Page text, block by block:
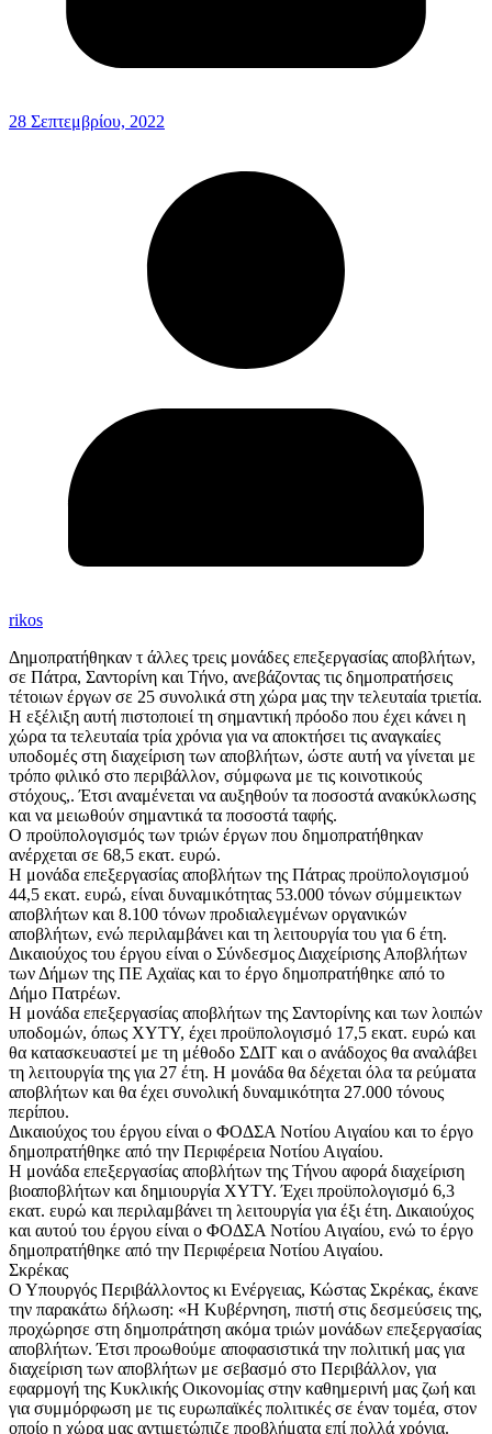
28 Σεπτεμβρίου, 2022
rikos
Δημοπρατήθηκαν τ άλλες τρεις μονάδες επεξεργασίας αποβλήτων,
σε Πάτρα, Σαντορίνη και Τήνο, ανεβάζοντας τις δημοπρατήσεις
τέτοιων έργων σε 25 συνολικά στη χώρα μας την τελευταία τριετία.
Η εξέλιξη αυτή πιστοποιεί τη σημαντική πρόοδο που έχει κάνει η
χώρα τα τελευταία τρία χρόνια για να αποκτήσει τις αναγκαίες
υποδομές στη διαχείριση των αποβλήτων, ώστε αυτή να γίνεται με
τρόπο φιλικό στο περιβάλλον, σύμφωνα με τις κοινοτικούς
στόχους,. Έτσι αναμένεται να αυξηθούν τα ποσοστά ανακύκλωσης
και να μειωθούν σημαντικά τα ποσοστά ταφής.
Ο προϋπολογισμός των τριών έργων που δημοπρατήθηκαν
ανέρχεται σε 68,5 εκατ. ευρώ.
Η μονάδα επεξεργασίας αποβλήτων της Πάτρας προϋπολογισμού
44,5 εκατ. ευρώ, είναι δυναμικότητας 53.000 τόνων σύμμεικτων
αποβλήτων και 8.100 τόνων προδιαλεγμένων οργανικών
αποβλήτων, ενώ περιλαμβάνει και τη λειτουργία του για 6 έτη.
Δικαιούχος του έργου είναι ο Σύνδεσμος Διαχείρισης Αποβλήτων
των Δήμων της ΠΕ Αχαϊας και το έργο δημοπρατήθηκε από το
Δήμο Πατρέων.
Η μονάδα επεξεργασίας αποβλήτων της Σαντορίνης και των λοιπών
υποδομών, όπως ΧΥΤΥ, έχει προϋπολογισμό 17,5 εκατ. ευρώ και
θα κατασκευαστεί με τη μέθοδο ΣΔΙΤ και ο ανάδοχος θα αναλάβει
τη λειτουργία της για 27 έτη. Η μονάδα θα δέχεται όλα τα ρεύματα
αποβλήτων και θα έχει συνολική δυναμικότητα 27.000 τόνους
περίπου.
Δικαιούχος του έργου είναι ο ΦΟΔΣΑ Νοτίου Αιγαίου και το έργο
δημοπρατήθηκε από την Περιφέρεια Νοτίου Αιγαίου.
Η μονάδα επεξεργασίας αποβλήτων της Τήνου αφορά διαχείριση
βιοαποβλήτων και δημιουργία ΧΥΤΥ. Έχει προϋπολογισμό 6,3
εκατ. ευρώ και περιλαμβάνει τη λειτουργία για έξι έτη. Δικαιούχος
και αυτού του έργου είναι ο ΦΟΔΣΑ Νοτίου Αιγαίου, ενώ το έργο
δημοπρατήθηκε από την Περιφέρεια Νοτίου Αιγαίου.
Σκρέκας
Ο Υπουργός Περιβάλλοντος κι Ενέργειας, Κώστας Σκρέκας, έκανε
την παρακάτω δήλωση: «Η Κυβέρνηση, πιστή στις δεσμεύσεις της,
προχώρησε στη δημοπράτηση ακόμα τριών μονάδων επεξεργασίας
αποβλήτων. Έτσι προωθούμε αποφασιστικά την πολιτική μας για
διαχείριση των αποβλήτων με σεβασμό στο Περιβάλλον, για
εφαρμογή της Κυκλικής Οικονομίας στην καθημερινή μας ζωή και
για συμμόρφωση με τις ευρωπαϊκές πολιτικές σε έναν τομέα, στον
οποίο η χώρα μας αντιμετώπιζε προβλήματα επί πολλά χρόνια.